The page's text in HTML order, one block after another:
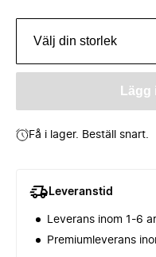
Välj din storlek
Lägg
Få i lager. Beställ snart.
Leveranstid
Leverans inom 1-6
Premiumleverans